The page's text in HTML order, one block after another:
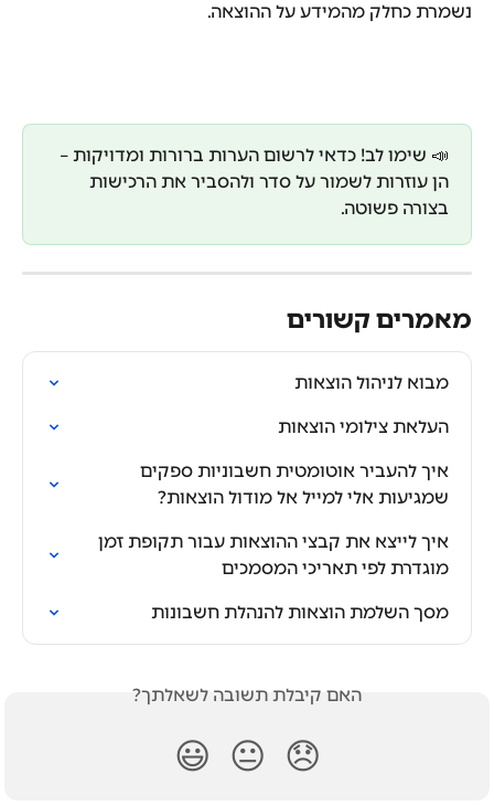
נשמרת כחלק מהמידע על ההוצאה.
📣 שימו לב! כדאי לרשום הערות ברורות ומדויקות –
הן עוזרות לשמור על סדר ולהסביר את הרכישות
בצורה פשוטה.
מאמרים קשורים
מבוא לניהול הוצאות
העלאת צילומי הוצאות
איך להעביר אוטומטית חשבוניות ספקים
שמגיעות אלי למייל אל מודול הוצאות?
איך לייצא את קבצי ההוצאות עבור תקופת זמן
מוגדרת לפי תאריכי המסמכים
מסך השלמת הוצאות להנהלת חשבונות
האם קיבלת תשובה לשאלתך?
😞
😐
😃